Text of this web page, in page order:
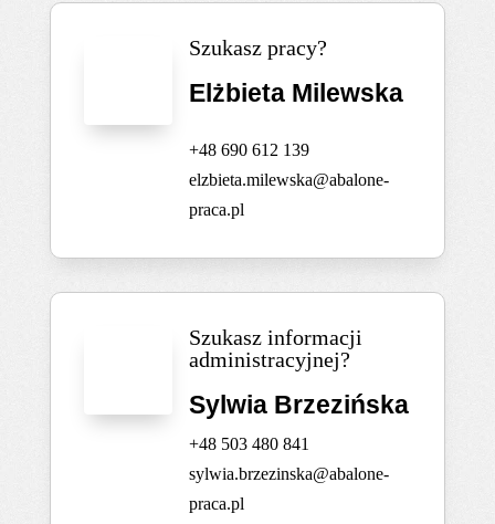
Szukasz pracy?
Elżbieta Milewska
+48 690 612 139
elzbieta.milewska@abalone-
praca.pl
Szukasz informacji
administracyjnej?
Sylwia Brzezińska
+48 503 480 841
sylwia.brzezinska@abalone-
praca.pl